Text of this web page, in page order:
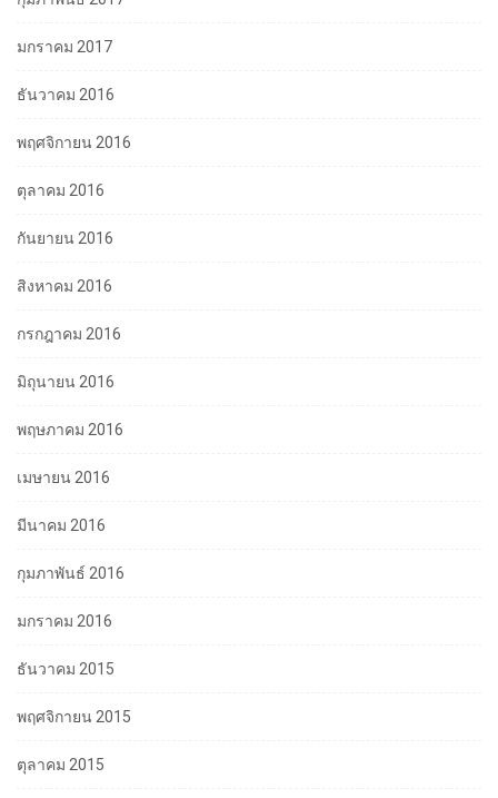
มกราคม 2017
ธันวาคม 2016
พฤศจิกายน 2016
ตุลาคม 2016
กันยายน 2016
สิงหาคม 2016
กรกฎาคม 2016
มิถุนายน 2016
พฤษภาคม 2016
เมษายน 2016
มีนาคม 2016
กุมภาพันธ์ 2016
มกราคม 2016
ธันวาคม 2015
พฤศจิกายน 2015
ตุลาคม 2015